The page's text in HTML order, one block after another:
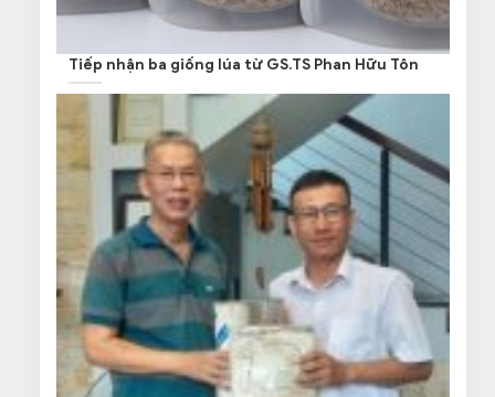
Tiếp nhận ba giống lúa từ GS.TS Phan Hữu Tôn